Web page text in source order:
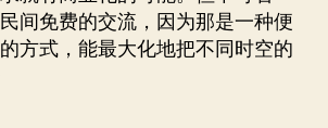
间免费的交流，因为那是一种便
方式，能最大化地把不同时空的